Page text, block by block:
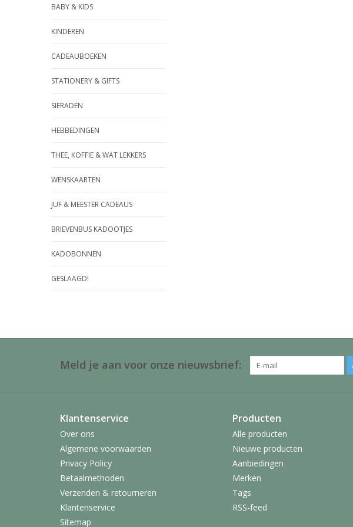
BABY & KIDS
KINDEREN
CADEAUBOEKEN
STATIONERY & GIFTS
SIERADEN
HEBBEDINGEN
THEE, KOFFIE & WAT LEKKERS
WENSKAARTEN
JUF & MEESTER CADEAUS
BRIEVENBUS KADOOTJES
KADOBONNEN
GESLAAGD!
Meld je aan voor onze nieuwsbrief:
Klantenservice
Over ons
Algemene voorwaarden
Privacy Policy
Betaalmethoden
Verzenden & retourneren
Klantenservice
Sitemap
Producten
Alle producten
Nieuwe producten
Aanbiedingen
Merken
Tags
RSS-feed